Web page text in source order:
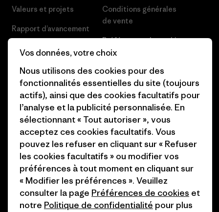
Valeurs et projets
Rapport d’avancement
Business Unusual
Objectifs climatiques
1% For The Planet
Comment nous finançons
Nos magasins
Conditions générales
de vente
Préférences de cookie
Presse et media
Industry program
Programme d’affiliation
Patagonia France Plan du site
© 2026 Patagonia, Inc. All Rights Reserved.
Vos données, votre choix
Nous utilisons des cookies pour des
fonctionnalités essentielles du site (toujours
actifs), ainsi que des cookies facultatifs pour
l’analyse et la publicité personnalisée. En
sélectionnant « Tout autoriser », vous
acceptez ces cookies facultatifs. Vous
pouvez les refuser en cliquant sur « Refuser
les cookies facultatifs » ou modifier vos
préférences à tout moment en cliquant sur
« Modifier les préférences ». Veuillez
consulter la page Préférences de cookies et
notre Politique de confidentialité pour plus